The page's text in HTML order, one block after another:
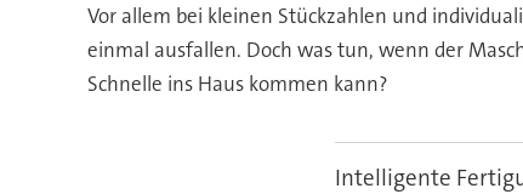
Vor allem bei kleinen Stückzahlen und
einmal ausfallen. Doch was tun, wenn der
Schnelle ins Haus kommen kann?
Intelligente